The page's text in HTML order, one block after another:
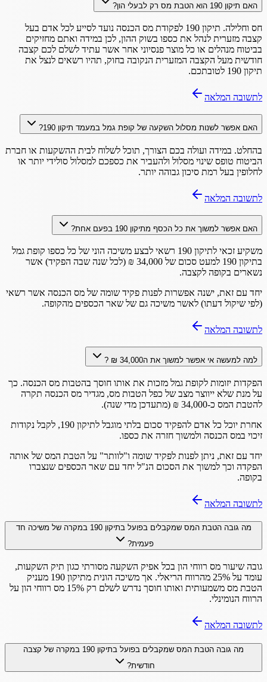
האם תיקון 190 הוא הטבת מס רק לבעלי הון?
חס וחלילה. תיקון 190 לפקודת מס הכנסה נועד לסייע לכל אדם בעל
קצבה מזערית לנהל את כספו בשוק ההון, לכן במידה ואתם מחזיקים
בביטוח מנהלים או כל מוצר פנסיוני אחר אשר עתיד לשלם לכם קצבה
חודשית מעל הקצבה המזערית הנקובה בחוק, תהיו רשאים לנצל את
תיקון 190 לטובתכם.
לתשובה המלאה
האם אפשר לשנות מסלול השקעה של קופת גמל במעמד תיקון 190?
בהחלט. במידה ועולה בכם הצורך, תוכל לשלוח לבית ההשקעות או חברת
הביטוח טופס שינוי מסלול ולהעביר את כספכם למסלול סולידי יותר או
לחלופין בעל רמת סיכון גבוהה יותר.
לתשובה המלאה
האם אפשר למשוך את כל הכסף מתיקון 190 בפעם אחת?
משקיע זכאי לתיקון 190 רשאי לבצע משיכה הוני של כל כספו קופת גמל
בתיקון 190 למעט סכום של 34,000 ₪ (לכל שנה שבה הפקיד) אשר
נשארים בקופה לקצבה.
יחד עם זאת, ישנה אפשרות לפנות פקיד שומה של מס הכנסה אשר רשאי
(לפי שיקול דעתו) לאשר משיכה גם של שאר הכספים מהקופה.
לתשובה המלאה
למה למעשה אי אפשר למשוך את ה34,000 ₪ ?
הפקדות יזומות לקופת גמל מזכות את אותו חוסך בהטבות מס הכנסה. כך
על מנת שלא ייווצר מצב של כפל הטבות מס, מגדיר מס הכנסה תקרה
להטבת המס כ-34,000 ₪ (מתעדכן מדי שנה).
אחרת יוכל כל אדם להפקיד סכום בלתי מוגבל לתיקון 190, לקבל נקודות
זיכוי במס הכנסה ולמשוך חזרה את כספו.
יחד עם זאת, ניתן לפנות לפקיד שומה ו"לוותר" על הטבת המס של אותה
הפקדה וכך למשוך את הסכום הנ"ל יחד עם שאר הכספים שנצברו
בקופה.
לתשובה המלאה
מה גובה הטבת המס שמקבלים בפועל בתיקון 190 במקרה של משיכה חד
פעמית?
גובה שיעור מס רווחי הון בכל אפיק השקעה מסורתי כגון תיק השקעות,
עומד על 25% מהרווח הריאלי. אך משיכה הונית מתיקון 190 מעניק
הטבת מס משמעותית ואותו חוסך נדרש לשלם רק 15% מס רווחי הון על
הרווח הנומינלי.
לתשובה המלאה
מה גובה הטבת המס שמקבלים בפועל בתיקון 190 במקרה של קצבה
חודשית?